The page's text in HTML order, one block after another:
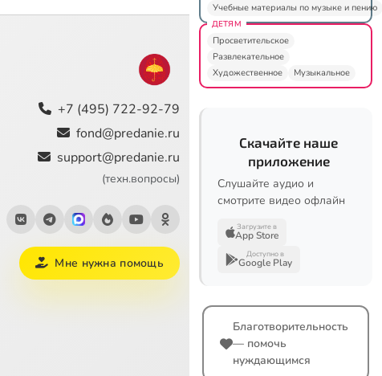
+7 (495) 722-92-79
fond@predanie.ru
support@predanie.ru
(техн.вопросы)
Мне нужна помощь
Учебные материалы по музыке и пению
ДЕТЯМ
Просветительское
Развлекательное
Художественное
Музыкальное
Скачайте наше
приложение
Слушайте аудио и
смотрите видео офлайн
Загрузите в
App Store
Доступно в
Google Play
Благотворительность
— помочь
нуждающимся